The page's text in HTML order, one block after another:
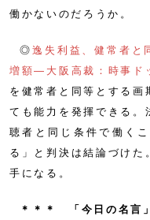
働かないのだろうか。
◎逸失利益、健常者
増額―大阪高裁：時事ド
を健常者と同等とする画
ても能力を発揮できる。
聴者と同じ条件で働く
る」と判決は結論づけた
手になる。
＊＊＊ 「今日の名言」